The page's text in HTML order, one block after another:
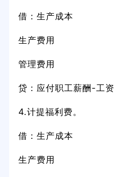
借：生产成本
生产费用
管理费用
贷：应付职工薪酬-工资
4.计提福利费。
借：生产成本
生产费用